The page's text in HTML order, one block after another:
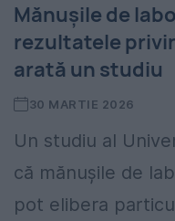
Mănușile de
rezultatele
arată un studiu
30 MARTIE 2026
Un studiu al
că mănușile de
pot elibera